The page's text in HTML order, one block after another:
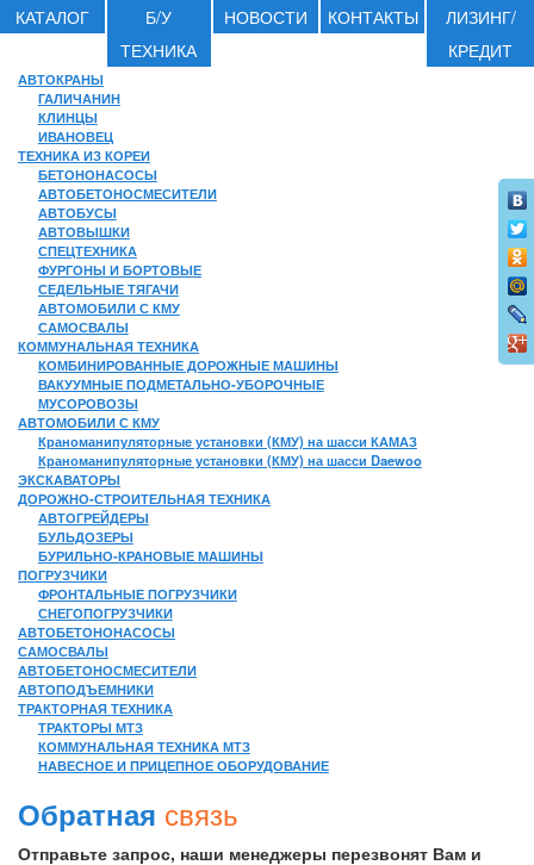
КАТАЛОГ
Б/У
ТЕХНИКА
НОВОСТИ КОНТАКТЫ
ЛИЗИНГ/
КРЕДИТ
АВТОКРАНЫ
ГАЛИЧАНИН
КЛИНЦЫ
ИВАНОВЕЦ
ТЕХНИКА ИЗ КОРЕИ
БЕТОНОНАСОСЫ
АВТОБЕТОНОСМЕСИТЕЛИ
АВТОБУСЫ
АВТОВЫШКИ
СПЕЦТЕХНИКА
ФУРГОНЫ И БОРТОВЫЕ
СЕДЕЛЬНЫЕ ТЯГАЧИ
АВТОМОБИЛИ С КМУ
САМОСВАЛЫ
КОММУНАЛЬНАЯ ТЕХНИКА
КОМБИНИРОВАННЫЕ ДОРОЖНЫЕ МАШИНЫ
ВАКУУМНЫЕ ПОДМЕТАЛЬНО-УБОРОЧНЫЕ
МУСОРОВОЗЫ
АВТОМОБИЛИ С КМУ
Краноманипуляторные установки (КМУ) на шасси КАМАЗ
Краноманипуляторные установки (КМУ) на шасси Daewoo
ЭКСКАВАТОРЫ
ДОРОЖНО-СТРОИТЕЛЬНАЯ ТЕХНИКА
АВТОГРЕЙДЕРЫ
БУЛЬДОЗЕРЫ
БУРИЛЬНО-КРАНОВЫЕ МАШИНЫ
ПОГРУЗЧИКИ
ФРОНТАЛЬНЫЕ ПОГРУЗЧИКИ
СНЕГОПОГРУЗЧИКИ
АВТОБЕТОНОНАСОСЫ
САМОСВАЛЫ
АВТОБЕТОНОСМЕСИТЕЛИ
АВТОПОДЪЕМНИКИ
ТРАКТОРНАЯ ТЕХНИКА
ТРАКТОРЫ МТЗ
КОММУНАЛЬНАЯ ТЕХНИКА МТЗ
НАВЕСНОЕ И ПРИЦЕПНОЕ ОБОРУДОВАНИЕ
Обратная связь
Отправьте запрос, наши менеджеры перезвонят Вам и